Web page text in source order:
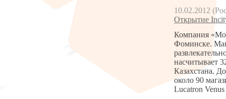
10.02.2012
Открытие
Компания
Фоминске.
насчитывает
Казахстана.
около 90
Lucatron